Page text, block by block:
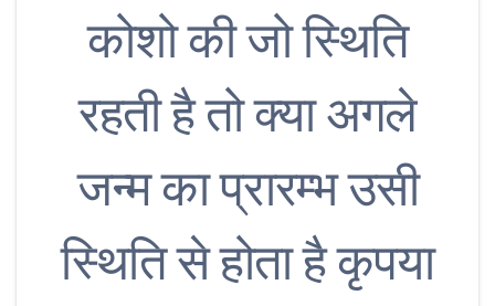
कोशो की जो स्थिति
रहती है तो क्या अगले
जन्म का प्रारम्भ उसी
स्थिति से होता है कृपया